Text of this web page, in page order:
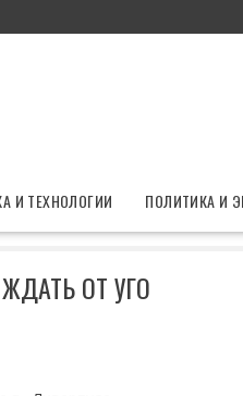
И ТЕХНОЛОГИИ ПОЛИТИКА И
чего ждать от Уго Экитике в
ОТ УГО